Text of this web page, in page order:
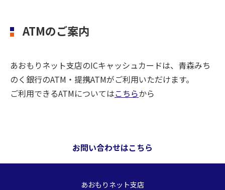
ATMのご案内
あおもりネット支店のICキャッシュカードは、青森みち
のく銀行のATM・提携ATMがご利用いただけます。
ご利用できるATMについてはこちらから
お問い合わせはこちら
あおもりネット支店